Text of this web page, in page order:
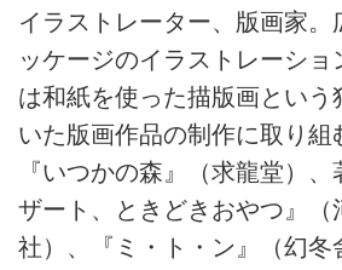
イラストレーター、版画家。
ッケージのイラストレーショ
は和紙を使った描版画という
いた版画作品の制作に取り組
『いつかの森』（求龍堂）
ザート、ときどきおやつ』（
社）、『ミ・ト・ン』（幻冬